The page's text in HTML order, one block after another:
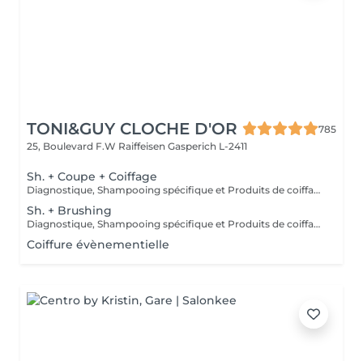
TONI&GUY CLOCHE D'OR
785
25, Boulevard F.W Raiffeisen Gasperich L-2411
Sh. + Coupe + Coiffage
Diagnostique, Shampooing spécifique et Produits de coiffage inclus.
Sh. + Brushing
Diagnostique, Shampooing spécifique et Produits de coiffage inclus.
Coiffure évènementielle